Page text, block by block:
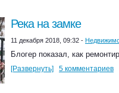
Река на замке
11 декабря 2018, 09:32 -
Блогер показал, как
[Развернуть] 5 комментариев